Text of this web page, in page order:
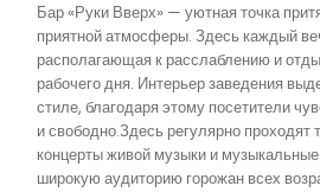
Бар «Руки Вверх» — уютная точка
приятной атмосферы. Здесь каждый
располагающая к расслаблению и
рабочего дня. Интерьер заведения
стиле, благодаря этому посетители
и свободно.Здесь регулярно проходят
концерты живой музыки и
широкую аудиторию горожан всех